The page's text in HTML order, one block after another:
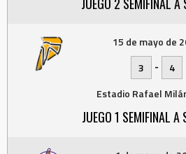
15 de mayo de
3
-
4
Estadio Rafael
JUEGO 1 SEMIFINAL A